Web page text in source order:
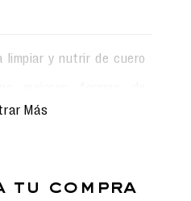
limpiar y nutrir de cuero
zapatos de cuero de tu
nuestra crema
Más
tu compra